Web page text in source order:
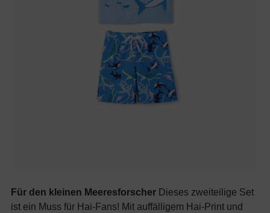
Für den kleinen Meeresforscher Dieses zweiteilige Set
ist ein Muss für Hai-Fans! Mit auffälligem Hai-Print und